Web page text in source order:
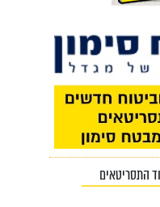
התסריטאים